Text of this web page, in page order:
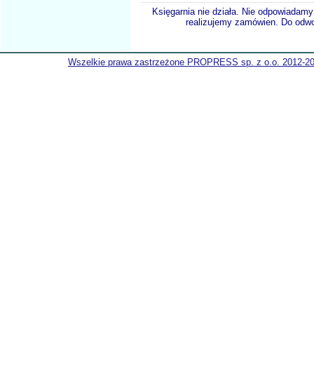
Księgarnia nie działa. Nie
realizujemy zamówien. Do
Wszelkie prawa zastrzeżone PROPRESS sp. z o.o. 2012-